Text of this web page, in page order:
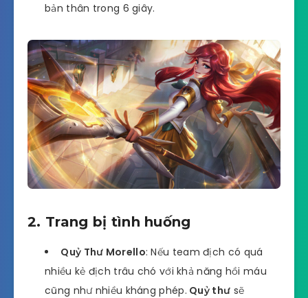
bản thân trong 6 giây.
2. Trang bị tình huống
Quỷ Thư Morello: Nếu team địch có quá
nhiều kẻ địch trâu chó với khả năng hồi máu
cũng như nhiều kháng phép. Quỷ thư sẽ